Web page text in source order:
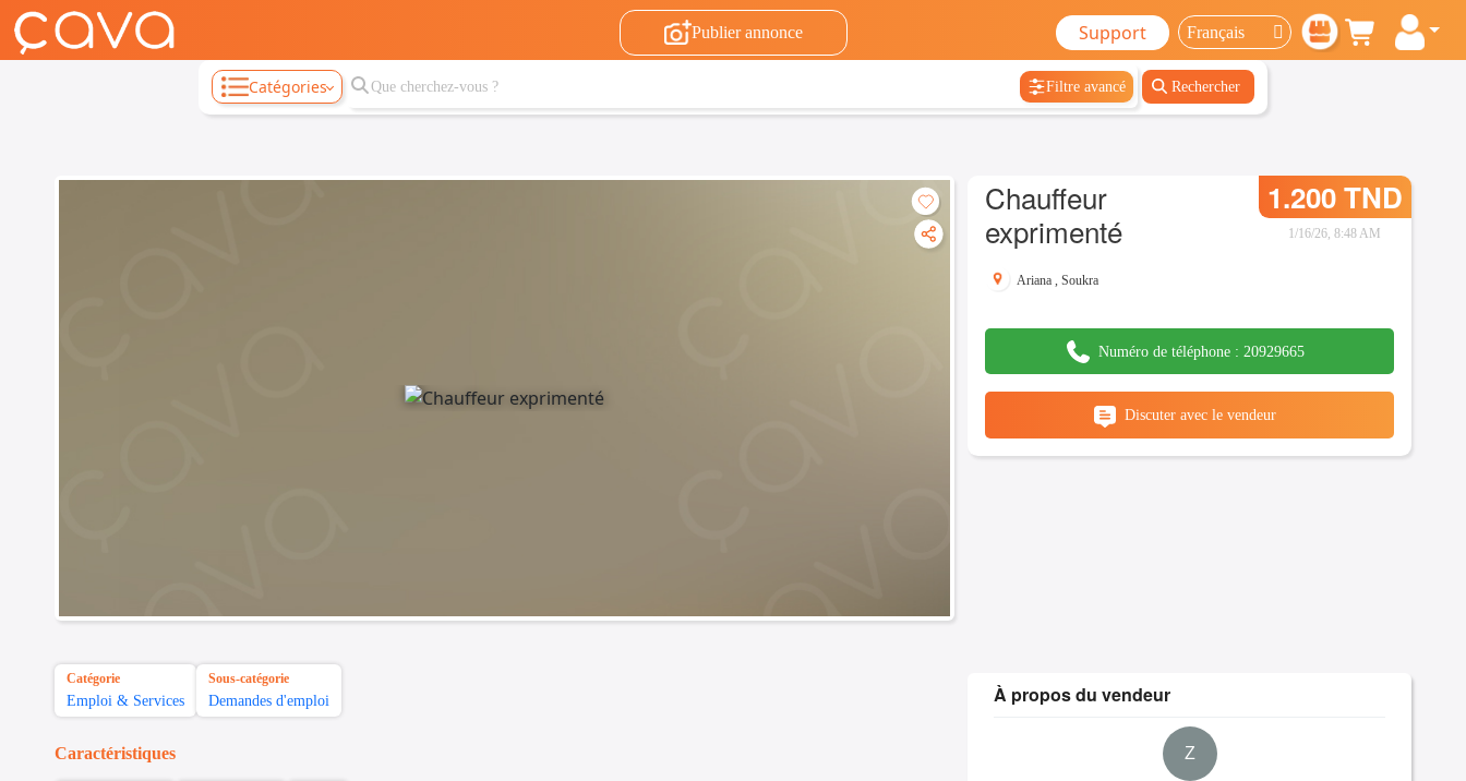
Publier annonce Support
Catégories Filtre avancé Rechercher
Chauffeur
exprimenté
1.200 TND
1/16/26, 8:48 AM
Ariana ,Soukra
Numéro de téléphone : 20929665
Discuter avec le vendeur
Catégorie
Emploi & Services
Sous-catégorie
Demandes d'emploi
Caractéristiques
À propos du vendeur
Z